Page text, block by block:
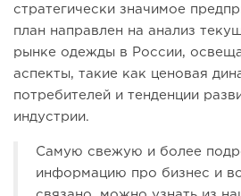
стратегически значимое
план направлен на анализ
рынке одежды в России,
аспекты, такие как ценовая
потребителей и тенденции
индустрии.
Самую свежую и более
информацию про бизнес и